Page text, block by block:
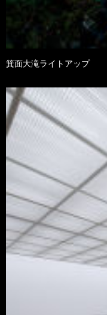
箕面大滝ライトアップ